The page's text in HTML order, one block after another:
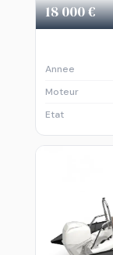
18 000 €
Annee
Moteur
Etat